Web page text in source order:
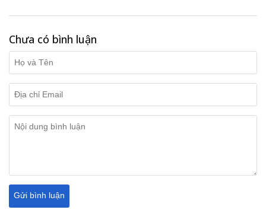
Chưa có bình luận